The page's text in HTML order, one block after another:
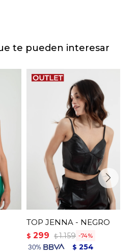
te pueden interesar
TOP JENNA - NEGRO
$ 299 $ 1.159 74
$ 254